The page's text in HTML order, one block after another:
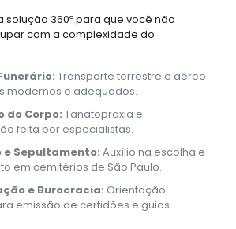
solução 360º para que você não
com a complexidade do
Transporte terrestre e aéreo
modernos e adequados.
do Corpo: Tanatopraxia e
feita por especialistas.
e Sepultamento: Auxílio na escolha e
em cemitérios de São Paulo.
e Burocracia: Orientação
emissão de certidões e guias